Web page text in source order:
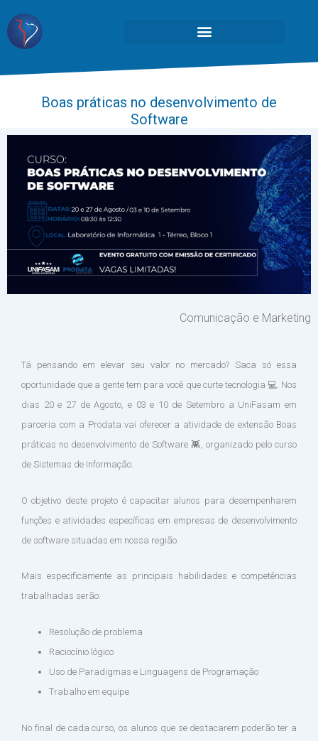
Boas práticas no desenvolvimento de
Software
Comunicação e Marketing
Tá pensando em elevar seu valor no mercado? Saca só essa
oportunidade que a gente tem para você que curte tecnologia 💻. Nos
dias 20 e 27 de Agosto, e 03 e 10 de Setembro a UniFasam em
parceria com a Prodata vai oferecer a atividade de extensão Boas
práticas no desenvolvimento de Software 👾, organizado pelo curso
de Sistemas de Informação.
O objetivo deste projeto é capacitar alunos para desempenharem
funções e atividades específicas em empresas de desenvolvimento
de software situadas em nossa região.
Mais especificamente as principais habilidades e competências
trabalhadas serão:
Resolução de problema
Raciocínio lógico
Uso de Paradigmas e Linguagens de Programação
Trabalho em equipe
No final de cada curso, os alunos que se destacarem poderão ter a